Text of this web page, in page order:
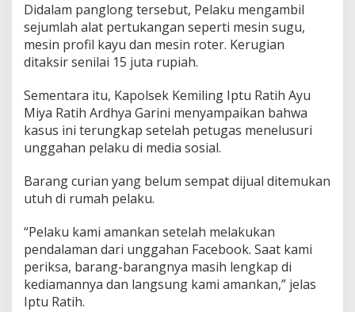
Didalam panglong tersebut, Pelaku mengambil
sejumlah alat pertukangan seperti mesin sugu,
mesin profil kayu dan mesin roter. Kerugian
ditaksir senilai 15 juta rupiah.
Sementara itu, Kapolsek Kemiling Iptu Ratih Ayu
Miya Ratih Ardhya Garini menyampaikan bahwa
kasus ini terungkap setelah petugas menelusuri
unggahan pelaku di media sosial.
Barang curian yang belum sempat dijual ditemukan
utuh di rumah pelaku.
“Pelaku kami amankan setelah melakukan
pendalaman dari unggahan Facebook. Saat kami
periksa, barang-barangnya masih lengkap di
kediamannya dan langsung kami amankan,” jelas
Iptu Ratih.